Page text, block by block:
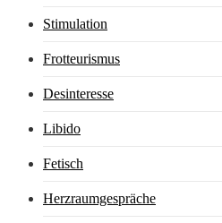
Stimulation
Frotteurismus
Desinteresse
Libido
Fetisch
Herzraumgespräche